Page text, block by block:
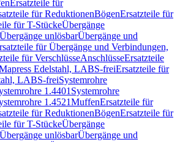
Ersatzteile für
für ReduktionenBögenErsatzteile für
für T-StückeÜbergänge
unlösbarÜbergänge und
für Übergänge und Verbindungen,
für VerschlüsseAnschlüsseErsatzteile
Edelstahl, LABS-freiErsatzteile für
LABS-freiSystemrohre
1.4401 Systemrohre
1.4521MuffenErsatzteile für
für ReduktionenBögenErsatzteile für
für T-StückeÜbergänge
unlösbarÜbergänge und